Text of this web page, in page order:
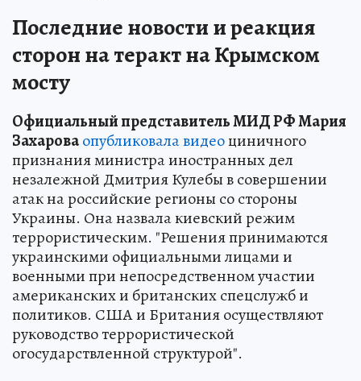
Последние новости и реакция
сторон на теракт на Крымском
мосту
Официальный представитель МИД РФ Мария
Захароваопубликовала видеоциничного
признания министра иностранных дел
незалежной Дмитрия Кулебы в совершении
атак на российские регионы со стороны
Украины. Она назвала киевский режим
террористическим. "Решения принимаются
украинскими официальными лицами и
военными при непосредственном участии
американских и британских спецслужб и
политиков. США и Британия осуществляют
руководство террористической
огосударствленной структурой".